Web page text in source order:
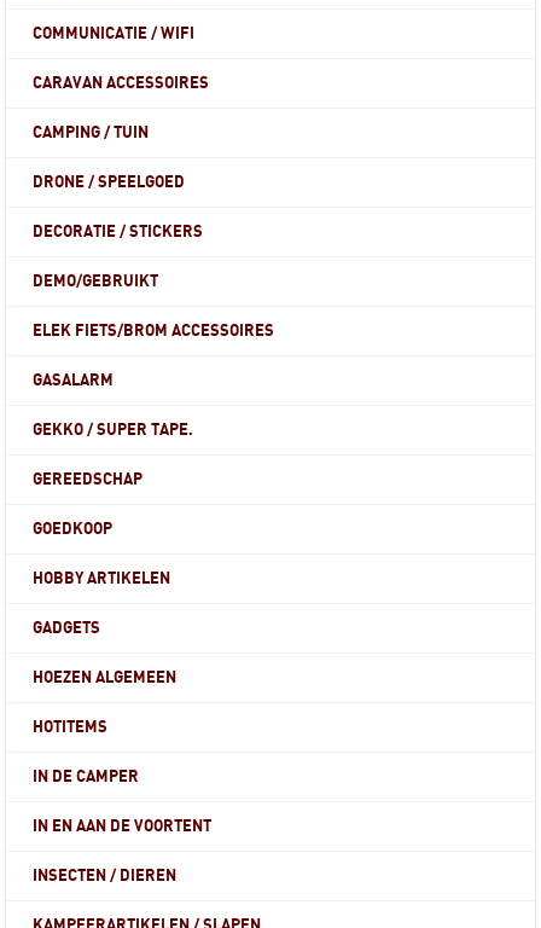
COMMUNICATIE / WIFI
CARAVAN ACCESSOIRES
CAMPING / TUIN
DRONE / SPEELGOED
DECORATIE / STICKERS
DEMO/GEBRUIKT
ELEK FIETS/BROM ACCESSOIRES
GASALARM
GEKKO / SUPER TAPE.
GEREEDSCHAP
GOEDKOOP
HOBBY ARTIKELEN
GADGETS
HOEZEN ALGEMEEN
HOTITEMS
IN DE CAMPER
IN EN AAN DE VOORTENT
INSECTEN / DIEREN